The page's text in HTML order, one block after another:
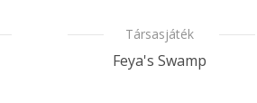
Társasjáték
Feya's Swamp